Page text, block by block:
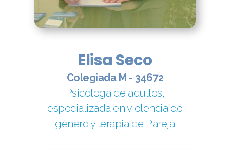
Elisa Seco
Colegiada M - 34672
Psicóloga de adultos,
especializada en violencia de
género y terapia de Pareja